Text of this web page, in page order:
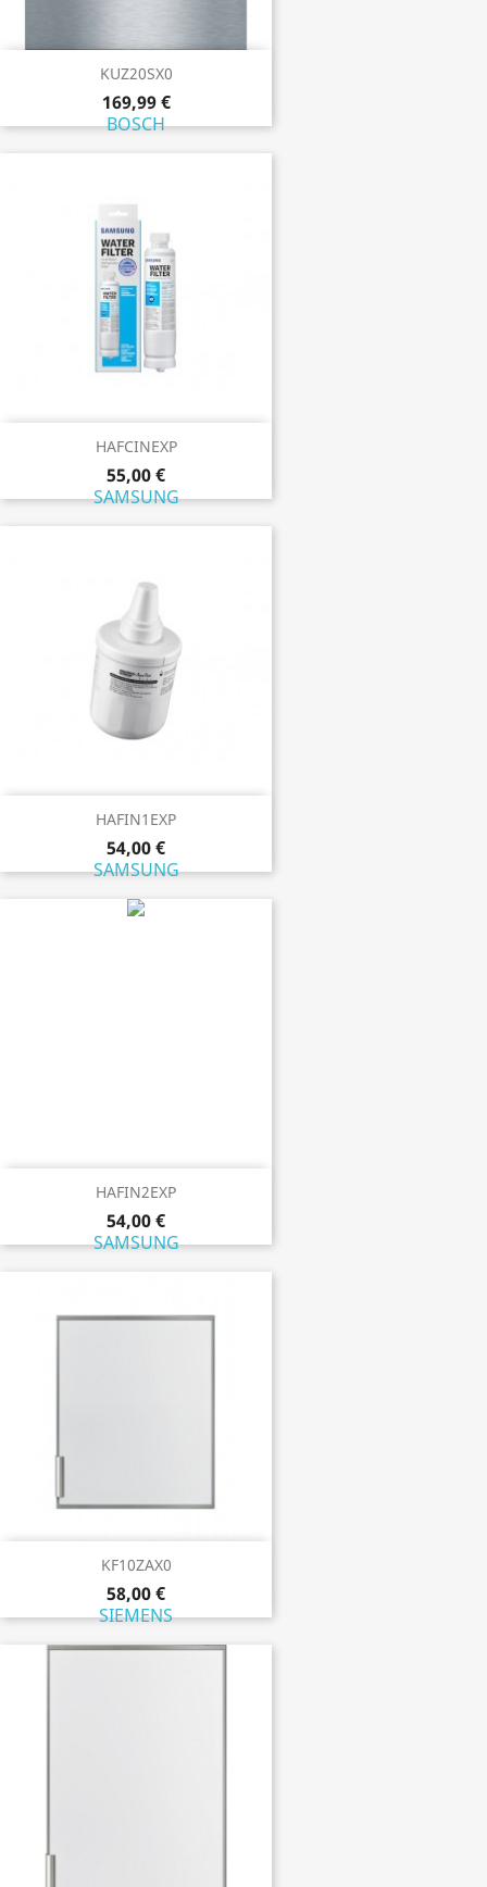
KUZ20SX0
169,99 €
BOSCH
HAFCINEXP
55,00 €
SAMSUNG
HAFIN1EXP
54,00 €
SAMSUNG
HAFIN2EXP
54,00 €
SAMSUNG
KF10ZAX0
58,00 €
SIEMENS